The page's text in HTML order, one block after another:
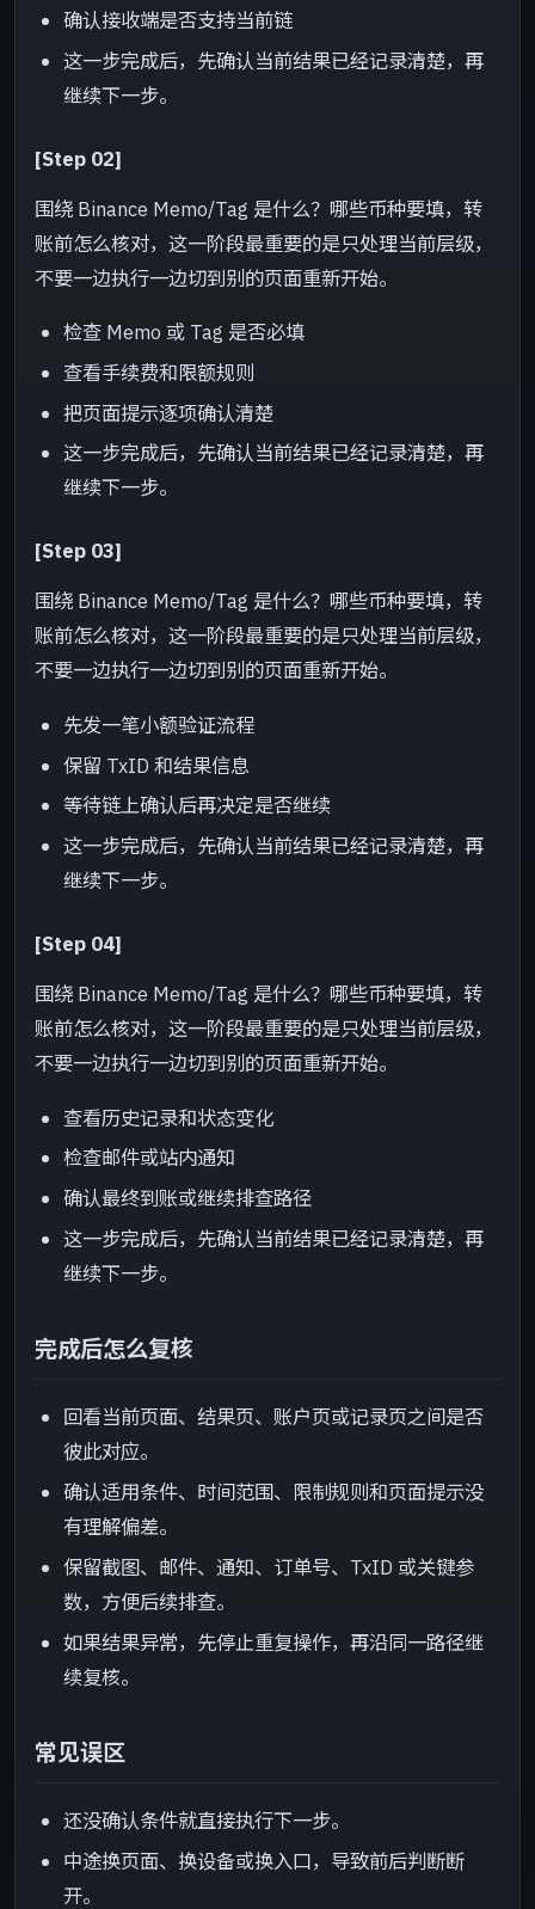
确认接收端是否支持当前链
这一步完成后，先确认当前结果已经记录清楚，再
继续下一步。
[Step 02]
围绕 Binance Memo/Tag 是什么？哪些币种要填，转
账前怎么核对，这一阶段最重要的是只处理当前层级，
不要一边执行一边切到别的页面重新开始。
检查 Memo 或 Tag 是否必填
查看手续费和限额规则
把页面提示逐项确认清楚
这一步完成后，先确认当前结果已经记录清楚，再
继续下一步。
[Step 03]
围绕 Binance Memo/Tag 是什么？哪些币种要填，转
账前怎么核对，这一阶段最重要的是只处理当前层级，
不要一边执行一边切到别的页面重新开始。
先发一笔小额验证流程
保留 TxID 和结果信息
等待链上确认后再决定是否继续
这一步完成后，先确认当前结果已经记录清楚，再
继续下一步。
[Step 04]
围绕 Binance Memo/Tag 是什么？哪些币种要填，转
账前怎么核对，这一阶段最重要的是只处理当前层级，
不要一边执行一边切到别的页面重新开始。
查看历史记录和状态变化
检查邮件或站内通知
确认最终到账或继续排查路径
这一步完成后，先确认当前结果已经记录清楚，再
继续下一步。
完成后怎么复核
回看当前页面、结果页、账户页或记录页之间是否
彼此对应。
确认适用条件、时间范围、限制规则和页面提示没
有理解偏差。
保留截图、邮件、通知、订单号、TxID 或关键参
数，方便后续排查。
如果结果异常，先停止重复操作，再沿同一路径继
续复核。
常见误区
还没确认条件就直接执行下一步。
中途换页面、换设备或换入口，导致前后判断断
开。